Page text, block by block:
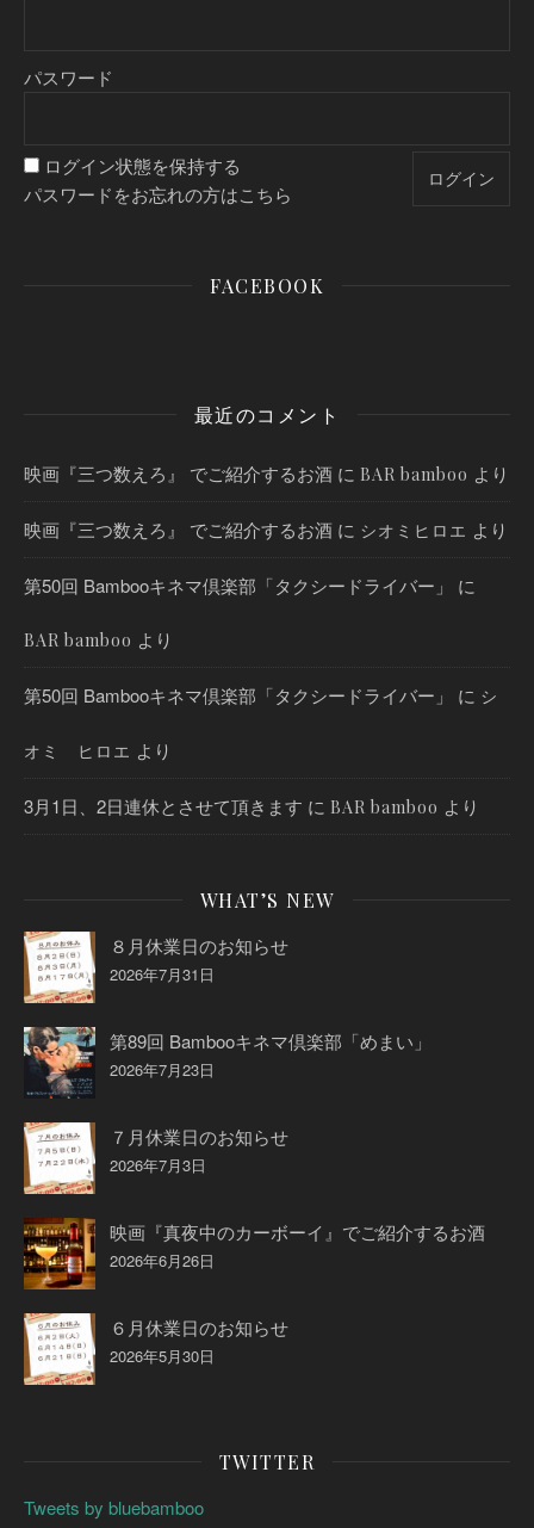
パスワード
ログイン状態を保持する
パスワードをお忘れの方はこちら
FACEBOOK
最近のコメント
映画『三つ数えろ』 でご紹介するお酒 に BAR bamboo より
映画『三つ数えろ』 でご紹介するお酒 に シオミヒロエ より
第50回 Bambooキネマ倶楽部「タクシードライバー」 に
BAR bamboo より
第50回 Bambooキネマ倶楽部「タクシードライバー」 に シ
オミ ヒロエ より
3月1日、2日連休とさせて頂きます に BAR bamboo より
WHAT’S NEW
８月休業日のお知らせ
2026年7月31日
第89回 Bambooキネマ倶楽部「めまい」
2026年7月23日
７月休業日のお知らせ
2026年7月3日
映画『真夜中のカーボーイ』でご紹介するお酒
2026年6月26日
６月休業日のお知らせ
2026年5月30日
TWITTER
Tweets by bluebamboo